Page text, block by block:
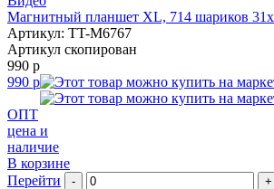
Магнитный планшет XL, 714 шариков
Артикул: TT-M6767
Артикул скопирован
990 р
990 р
ОПТ
цена и
наличие
В корзине
Перейти
- +